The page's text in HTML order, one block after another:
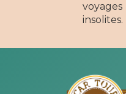
voyages
insolites.